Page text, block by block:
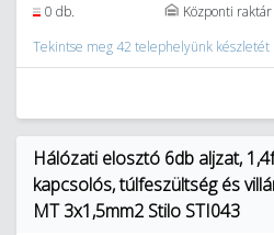
0 db. Központi raktár
Tekintse meg 42 telephelyünk készletét
Hálózati elosztó 6db aljzat,
kapcsolós, túlfeszültség és
MT 3x1,5mm2 Stilo STI043